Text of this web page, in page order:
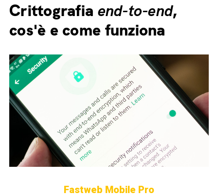
Crittografia end-to-end,
cos'è e come funziona
Fastweb Mobile Pro